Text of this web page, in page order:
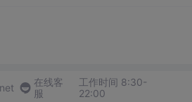
在线客
服
工作时间 8:30-
22:00